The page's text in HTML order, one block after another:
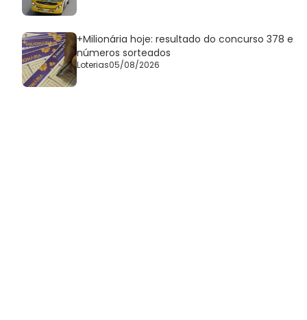
+Milionária hoje: resultado do concurso 378 e
números sorteados
Loterias05/08/2026